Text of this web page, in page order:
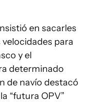
en sacarles
para
y el
determinado
de navío destacó
“futura OPV”